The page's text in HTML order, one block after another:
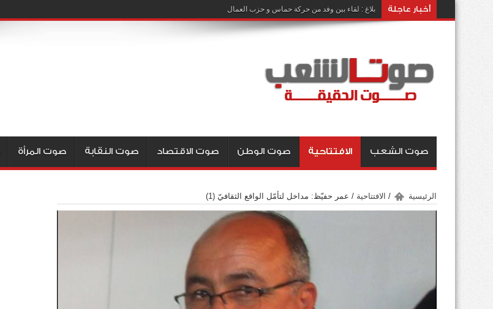
أخبار عاجلة بلاغ : لقاء بين وفد من حركة حماس و حزب العمال
صوت الشعب الافتتاحية صوت الوطن صوت الاقتصاد صوت النقابة صوت المرأة
الرئيسية / الافتتاحية / عمر حفيّظ: مداخل لتأمّل الواقع الثقافيّ (1)